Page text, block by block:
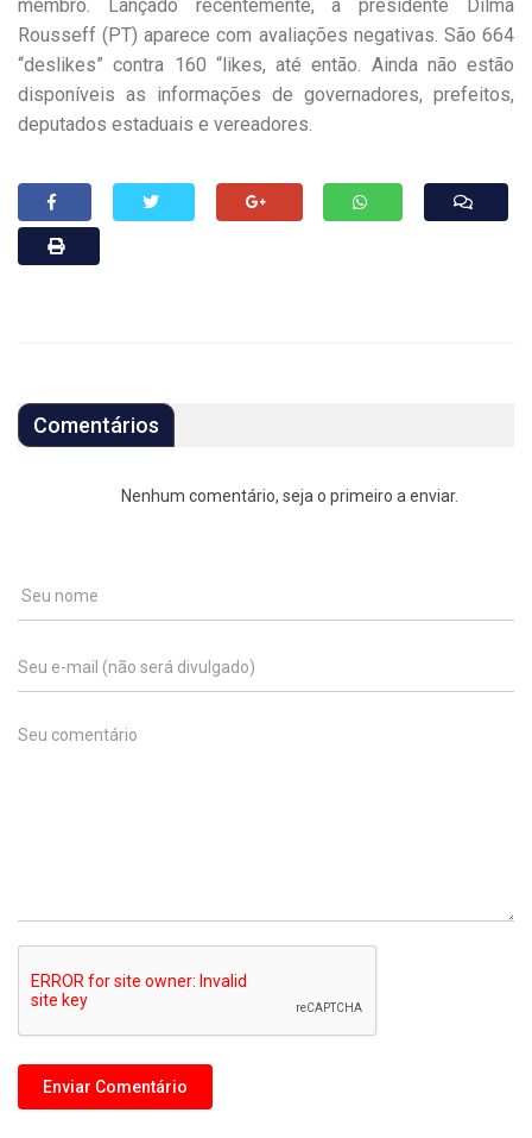
membro. Lançado recentemente, a presidente Dilma
Rousseff (PT) aparece com avaliações negativas. São 664
“deslikes” contra 160 “likes, até então. Ainda não estão
disponíveis as informações de governadores, prefeitos,
deputados estaduais e vereadores.
Comentários
Nenhum comentário, seja o primeiro a enviar.